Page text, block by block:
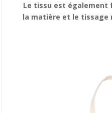
Le tissu est également
la matière et le tissage